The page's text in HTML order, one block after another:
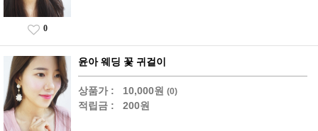
0
윤아 웨딩 꽃 귀걸이
상품가 : 10,000원 (0)
적립금 : 200원